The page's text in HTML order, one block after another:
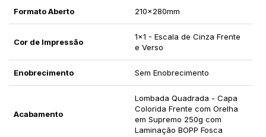
Formato Aberto 210x280mm
Cor de Impressão
1x1 - Escala de Cinza Frente
e Verso
Enobrecimento Sem Enobrecimento
Acabamento
Lombada Quadrada - Capa
Colorida Frente com Orelha
em Supremo 250g com
Laminação BOPP Fosca